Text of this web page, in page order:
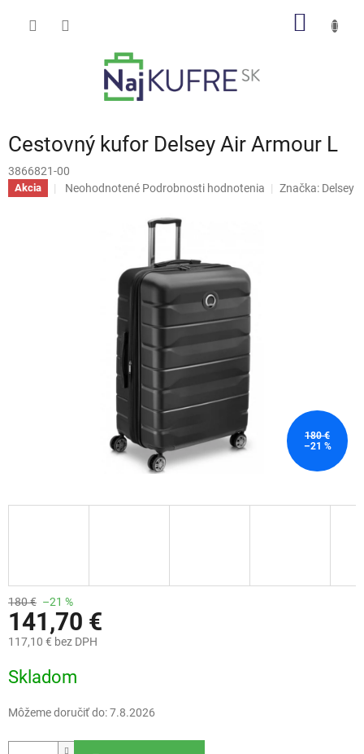
Cestovný kufor Delsey Air Armour L
3866821-00
Akcia
Priemerné
hviezdičiek.
Neohodnotené Podrobnosti hodnotenia Značka: Delsey
180 €
–21 %
180 € –21 %
141,70 €
117,10 € bez DPH
cena:
Skladom
Môžeme doručiť do:7.8.2026